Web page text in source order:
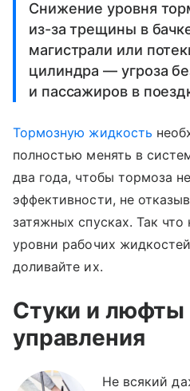
Снижение уровня
из-за трещины в
магистрали или
цилиндра — угроза
и пассажиров в
Тормозную жидкость
полностью менять в
два года, чтобы тормоза
эффективности, не
затяжных спусках. Так что
уровни рабочих
доливайте их.
Стуки и люфты
управления
Не всякий